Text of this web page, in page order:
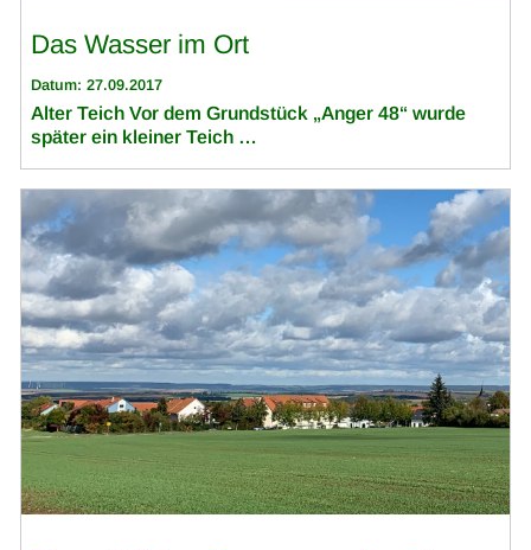
Das Wasser im Ort
Datum: 27.09.2017
Alter Teich Vor dem Grundstück „Anger 48“ wurde
später ein kleiner Teich …